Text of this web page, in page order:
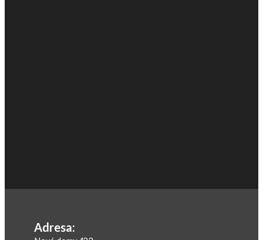
Adresa: